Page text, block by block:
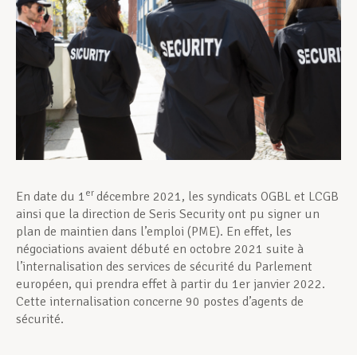
Devenir Membre
Actualités
En date du 1 er décembre 2021, les syndicats OGBL et LCGB
ainsi que la direction de Seris Security ont pu signer un
plan de maintien dans l’emploi (PME). En effet, les
négociations avaient débuté en octobre 2021 suite à
l’internalisation des services de sécurité du Parlement
européen, qui prendra effet à partir du 1er janvier 2022.
Cette internalisation concerne 90 postes d’agents de
sécurité.